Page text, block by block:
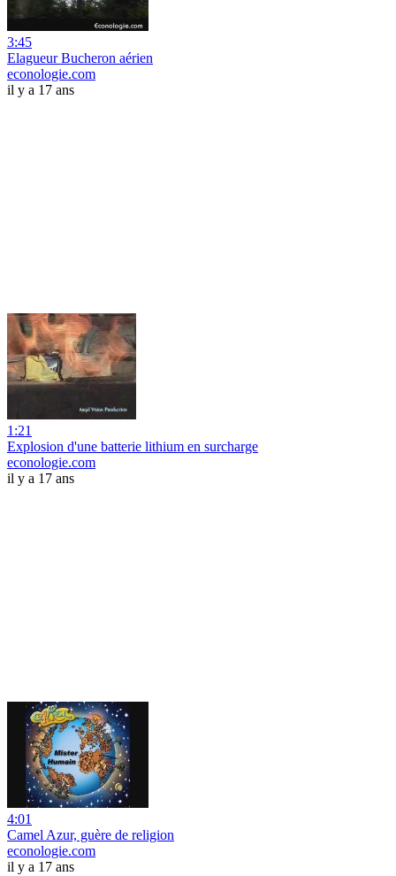
3:45
Elagueur Bucheron aérien
econologie.com
il y a 17 ans
1:21
Explosion d'une batterie lithium en surcharge
econologie.com
il y a 17 ans
4:01
Camel Azur, guère de religion
econologie.com
il y a 17 ans